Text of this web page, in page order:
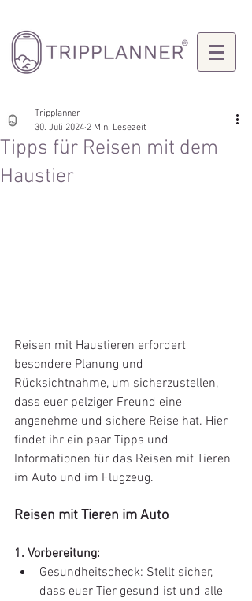
Tipps für Reisen mit dem
Haustier
Tripplanner
30. Juli 2024 2 Min. Lesezeit
Reisen mit Haustieren erfordert
besondere Planung und
Rücksichtnahme, um sicherzustellen,
dass euer pelziger Freund eine
angenehme und sichere Reise hat. Hier
findet ihr ein paar Tipps und
Informationen für das Reisen mit Tieren
im Auto und im Flugzeug.
Reisen mit Tieren im Auto
1. Vorbereitung:
Gesundheitscheck: Stellt sicher,
dass euer Tier gesund ist und alle